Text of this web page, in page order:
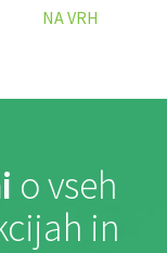
NA VRH
o vseh
in